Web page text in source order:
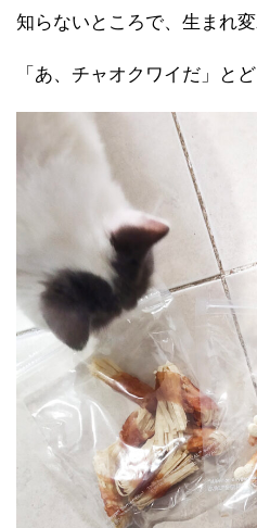
知らないところで、生まれ変
「あ、チャオクワイだ」と